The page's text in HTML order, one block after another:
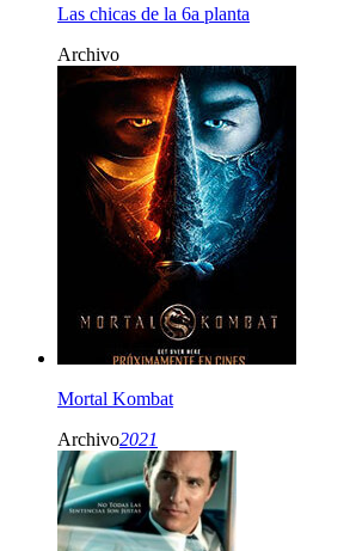
Las chicas de la 6a planta
Archivo
Mortal Kombat
Archivo2021